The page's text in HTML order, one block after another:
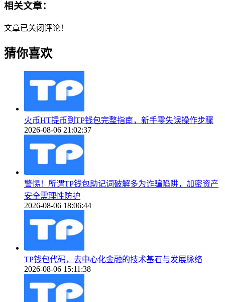
相关文章：
文章已关闭评论！
猜你喜欢
火币HT提币到TP钱包完整指南，新手零失误操作步骤
2026-08-06 21:02:37
警惕！所谓TP钱包助记词破解多为诈骗陷阱，加密资产
安全需理性防护
2026-08-06 18:06:44
TP钱包代码，去中心化金融的技术基石与发展脉络
2026-08-06 15:11:38